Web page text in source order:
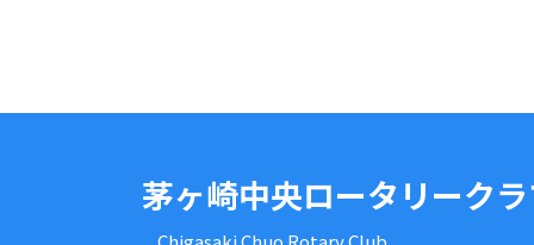
茅ヶ崎中央ロータリーク